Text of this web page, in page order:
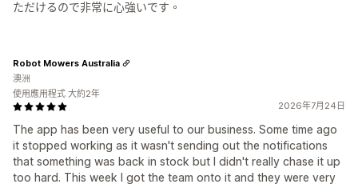
ただけるので非常に心強いです。
2026年7月24日
The app has been very useful to our business. Some time ago
it stopped working as it wasn't sending out the notifications
that something was back in stock but I didn't really chase it up
too hard. This week I got the team onto it and they were very
Robot Mowers Australia
澳洲
使用應用程式 大約2年